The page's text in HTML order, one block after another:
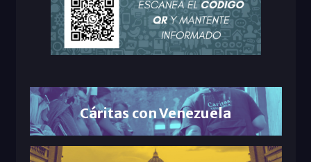
Cáritas con Venezuela